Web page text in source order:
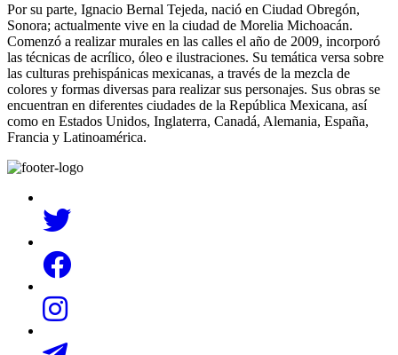
Por su parte, Ignacio Bernal Tejeda, nació en Ciudad Obregón,
Sonora; actualmente vive en la ciudad de Morelia Michoacán.
Comenzó a realizar murales en las calles el año de 2009, incorporó
las técnicas de acrílico, óleo e ilustraciones. Su temática versa sobre
las culturas prehispánicas mexicanas, a través de la mezcla de
colores y formas diversas para realizar sus personajes. Sus obras se
encuentran en diferentes ciudades de la República Mexicana, así
como en Estados Unidos, Inglaterra, Canadá, Alemania, España,
Francia y Latinoamérica.